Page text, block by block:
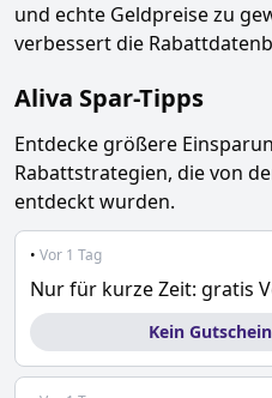
und echte Geldpreise zu
verbessert die
Aliva Spar-Tipps
Entdecke größere
Rabattstrategien, die von
entdeckt wurden.
• Vor 1 Tag
Nur für kurze Zeit: gratis
Kein